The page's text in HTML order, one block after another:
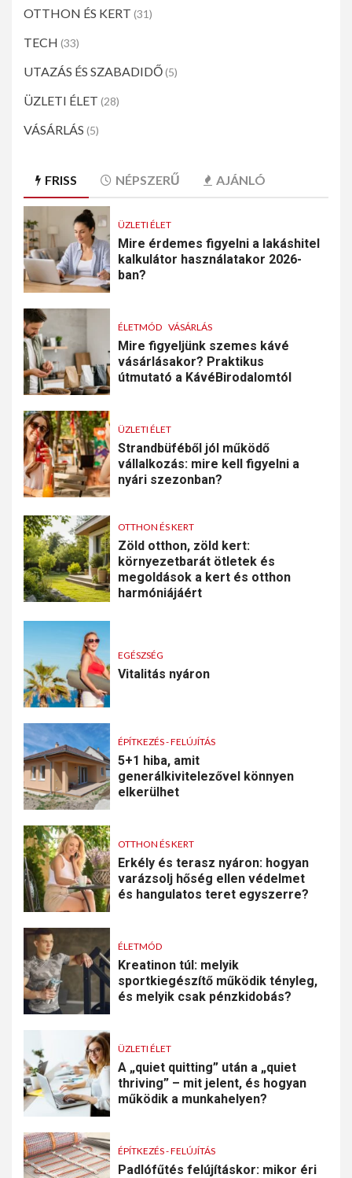
OTTHON ÉS KERT (31)
TECH (33)
UTAZÁS ÉS SZABADIDŐ(5)
ÜZLETI ÉLET (28)
VÁSÁRLÁS (5)
FRISS NÉPSZERŰ AJÁNLÓ
ÜZLETI ÉLET
Mire érdemes figyelni a lakáshitel
kalkulátor használatakor 2026-
ban?
ÉLETMÓD VÁSÁRLÁS
Mire figyeljünk szemes kávé
vásárlásakor? Praktikus
útmutató a KávéBirodalomtól
ÜZLETI ÉLET
Strandbüféből jól működő
vállalkozás: mire kell figyelni a
nyári szezonban?
OTTHON ÉS KERT
Zöld otthon, zöld kert:
környezetbarát ötletek és
megoldások a kert és otthon
harmóniájáért
EGÉSZSÉG
Vitalitás nyáron
ÉPÍTKEZÉS - FELÚJÍTÁS
5+1 hiba, amit
generálkivitelezővel könnyen
elkerülhet
OTTHON ÉS KERT
Erkély és terasz nyáron: hogyan
varázsolj hőség ellen védelmet
és hangulatos teret egyszerre?
ÉLETMÓD
Kreatinon túl: melyik
sportkiegészítő működik tényleg,
és melyik csak pénzkidobás?
ÜZLETI ÉLET
A „quiet quitting” után a „quiet
thriving” – mit jelent, és hogyan
működik a munkahelyen?
ÉPÍTKEZÉS - FELÚJÍTÁS
Padlófűtés felújításkor: mikor éri